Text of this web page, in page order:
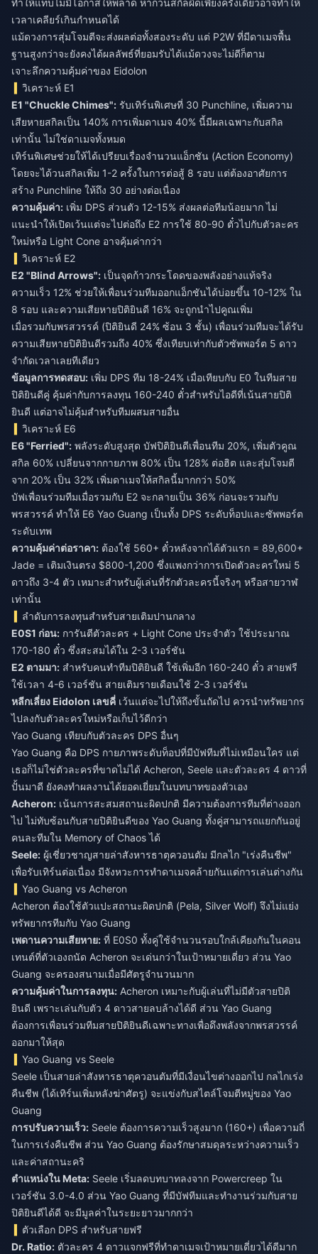
ทำให้แทบไม่มีโอกาสให้พลาด หากวนสกิลผิดเพียงครั้งเดียวอาจทำให้
เวลาเคลียร์เกินกำหนดได้
แม้ดวงการสุ่มโจมตีจะส่งผลต่อทั้งสองระดับ แต่ P2W ที่มีดาเมจพื้น
ฐานสูงกว่าจะยังคงได้ผลลัพธ์ที่ยอมรับได้แม้ดวงจะไม่ดีก็ตาม
เจาะลึกความคุ้มค่าของ Eidolon
วิเคราะห์ E1
E1 "Chuckle Chimes": รับเทิร์นพิเศษที่ 30 Punchline, เพิ่มความ
เสียหายสกิลเป็น 140% การเพิ่มดาเมจ 40% นี้มีผลเฉพาะกับสกิล
เท่านั้น ไม่ใช่ดาเมจทั้งหมด
เทิร์นพิเศษช่วยให้ได้เปรียบเรื่องจำนวนแอ็กชัน (Action Economy)
โดยจะได้วนสกิลเพิ่ม 1-2 ครั้งในการต่อสู้ 8 รอบ แต่ต้องอาศัยการ
สร้าง Punchline ให้ถึง 30 อย่างต่อเนื่อง
ความคุ้มค่า: เพิ่ม DPS ส่วนตัว 12-15% ส่งผลต่อทีมน้อยมาก ไม่
แนะนำให้เปิดเว้นแต่จะไปต่อถึง E2 การใช้ 80-90 ตั๋วไปกับตัวละคร
ใหม่หรือ Light Cone อาจคุ้มค่ากว่า
วิเคราะห์ E2
E2 "Blind Arrows": เป็นจุดก้าวกระโดดของพลังอย่างแท้จริง
ความเร็ว 12% ช่วยให้เพื่อนร่วมทีมออกแอ็กชันได้บ่อยขึ้น 10-12% ใน
8 รอบ และความเสียหายปิติยินดี 16% จะถูกนำไปคูณเพิ่ม
เมื่อรวมกับพรสวรรค์ (ปิติยินดี 24% ซ้อน 3 ชั้น) เพื่อนร่วมทีมจะได้รับ
ความเสียหายปิติยินดีรวมถึง 40% ซึ่งเทียบเท่ากับตัวซัพพอร์ต 5 ดาว
จำกัดเวลาเลยทีเดียว
ข้อมูลการทดสอบ: เพิ่ม DPS ทีม 18-24% เมื่อเทียบกับ E0 ในทีมสาย
ปิติยินดีคู่ คุ้มค่ากับการลงทุน 160-240 ตั๋วสำหรับไอดีที่เน้นสายปิติ
ยินดี แต่อาจไม่คุ้มสำหรับทีมผสมสายอื่น
วิเคราะห์ E6
E6 "Ferried": พลังระดับสูงสุด บัฟปิติยินดีเพื่อนทีม 20%, เพิ่มตัวคูณ
สกิล 60% เปลี่ยนจากกายภาพ 80% เป็น 128% ต่อฮิต และสุ่มโจมตี
จาก 20% เป็น 32% เพิ่มดาเมจให้สกิลนี้มากกว่า 50%
บัฟเพื่อนร่วมทีมเมื่อรวมกับ E2 จะกลายเป็น 36% ก่อนจะรวมกับ
พรสวรรค์ ทำให้ E6 Yao Guang เป็นทั้ง DPS ระดับท็อปและซัพพอร์ต
ระดับเทพ
ความคุ้มค่าต่อราคา: ต้องใช้ 560+ ตั๋วหลังจากได้ตัวแรก = 89,600+
Jade = เติมเงินตรง $800-1,200 ซึ่งแพงกว่าการเปิดตัวละครใหม่ 5
ดาวถึง 3-4 ตัว เหมาะสำหรับผู้เล่นที่รักตัวละครนี้จริงๆ หรือสายวาฬ
เท่านั้น
ลำดับการลงทุนสำหรับสายเติมปานกลาง
E0S1 ก่อน: การันตีตัวละคร + Light Cone ประจำตัว ใช้ประมาณ
170-180 ตั๋ว ซึ่งสะสมได้ใน 2-3 เวอร์ชัน
E2 ตามมา: สำหรับคนทำทีมปิติยินดี ใช้เพิ่มอีก 160-240 ตั๋ว สายฟรี
ใช้เวลา 4-6 เวอร์ชัน สายเติมรายเดือนใช้ 2-3 เวอร์ชัน
หลีกเลี่ยง Eidolon เลขคี่ เว้นแต่จะไปให้ถึงขั้นถัดไป ควรนำทรัพยากร
ไปลงกับตัวละครใหม่หรือเก็บไว้ดีกว่า
Yao Guang เทียบกับตัวละคร DPS อื่นๆ
Yao Guang คือ DPS กายภาพระดับท็อปที่มีบัฟทีมที่ไม่เหมือนใคร แต่
เธอก็ไม่ใช่ตัวละครที่ขาดไม่ได้ Acheron, Seele และตัวละคร 4 ดาวที่
ปั้นมาดี ยังคงทำผลงานได้ยอดเยี่ยมในบทบาทของตัวเอง
Acheron: เน้นการสะสมสถานะผิดปกติ มีความต้องการทีมที่ต่างออก
ไป ไม่ทับซ้อนกับสายปิติยินดีของ Yao Guang ทั้งคู่สามารถแยกกันอยู่
คนละทีมใน Memory of Chaos ได้
Seele: ผู้เชี่ยวชาญสายล่าสังหารธาตุควอนตัม มีกลไก "เร่งคืนชีพ"
เพื่อรับเทิร์นต่อเนื่อง มีจังหวะการทำดาเมจคล้ายกันแต่การเล่นต่างกัน
Yao Guang vs Acheron
Acheron ต้องใช้ตัวแปะสถานะผิดปกติ (Pela, Silver Wolf) จึงไม่แย่ง
ทรัพยากรทีมกับ Yao Guang
เพดานความเสียหาย: ที่ E0S0 ทั้งคู่ใช้จำนวนรอบใกล้เคียงกันในคอน
เทนต์ที่ตัวเองถนัด Acheron จะเด่นกว่าในเป้าหมายเดี่ยว ส่วน Yao
Guang จะครองสนามเมื่อมีศัตรูจำนวนมาก
ความคุ้มค่าในการลงทุน: Acheron เหมาะกับผู้เล่นที่ไม่มีตัวสายปิติ
ยินดี เพราะเล่นกับตัว 4 ดาวสายลบล้างได้ดี ส่วน Yao Guang
ต้องการเพื่อนร่วมทีมสายปิติยินดีเฉพาะทางเพื่อดึงพลังจากพรสวรรค์
ออกมาให้สุด
Yao Guang vs Seele
Seele เป็นสายล่าสังหารธาตุควอนตัมที่มีเงื่อนไขต่างออกไป กลไกเร่ง
คืนชีพ (ได้เทิร์นเพิ่มหลังฆ่าศัตรู) จะแข่งกับสไตล์โจมตีหมู่ของ Yao
Guang
การปรับความเร็ว: Seele ต้องการความเร็วสูงมาก (160+) เพื่อความถี่
ในการเร่งคืนชีพ ส่วน Yao Guang ต้องรักษาสมดุลระหว่างความเร็ว
และค่าสถานะคริ
ตำแหน่งใน Meta: Seele เริ่มลดบทบาทลงจาก Powercreep ใน
เวอร์ชัน 3.0-4.0 ส่วน Yao Guang ที่มีบัฟทีมและทำงานร่วมกับสาย
ปิติยินดีได้ดี จะมีมูลค่าในระยะยาวมากกว่า
ตัวเลือก DPS สำหรับสายฟรี
Dr. Ratio: ตัวละคร 4 ดาวแจกฟรีที่ทำดาเมจเป้าหมายเดี่ยวได้ดีมาก